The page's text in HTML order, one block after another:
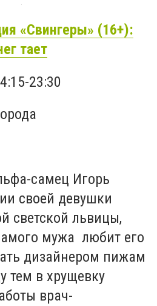
«Свингеры» (16+):
тает
23:30
самец Игорь
своей девушки
светской львицы,
мужа любит его
дизайнером пижам
тем в хрущевку
врач-